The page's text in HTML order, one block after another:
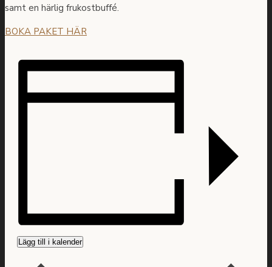
samt en härlig frukostbuffé.
BOKA PAKET HÄR
Lägg till i kalender